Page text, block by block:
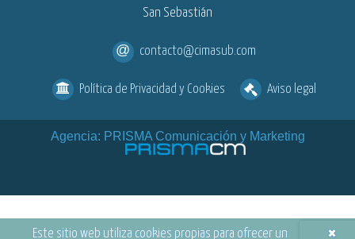
×
Este sitio web utiliza cookies propias para ofrecer un
San Sebastián
contacto@cimasub.com
Política de Privacidad y Cookies Aviso legal
Agencia: PRISMA Comunicación y Marketing